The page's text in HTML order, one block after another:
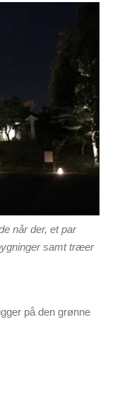
når der, et par
samt træer
på den grønne